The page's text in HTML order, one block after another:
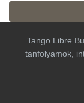
Tango Libre
tanfolyamok,